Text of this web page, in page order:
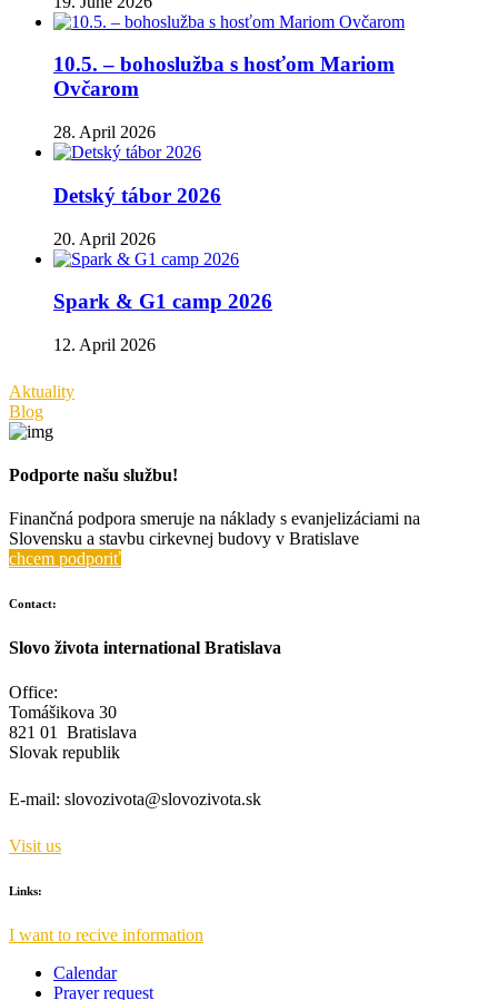
10.5. – bohoslužba s hosťom Mariom
Ovčarom
28. April 2026
Detský tábor 2026
20. April 2026
Spark & G1 camp 2026
12. April 2026
Aktuality
Blog
Podporte našu službu!
Finančná podpora smeruje na náklady s evanjelizáciami na
Slovensku a stavbu cirkevnej budovy v Bratislave
chcem podporiť
Contact:
Slovo života international Bratislava
Office:
Tomášikova 30
821 01 Bratislava
Slovak republik
E-mail: slovozivota@slovozivota.sk
Visit us
Links:
I want to recive information
Calendar
Prayer request